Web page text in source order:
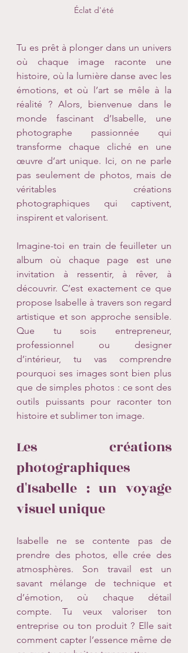
Éclat d'été
Tu es prêt à plonger dans un univers
où chaque image raconte une
histoire, où la lumière danse avec les
émotions, et où l’art se mêle à la
réalité ? Alors, bienvenue dans le
monde fascinant d’Isabelle, une
photographe passionnée qui
transforme chaque cliché en une
œuvre d’art unique. Ici, on ne parle
pas seulement de photos, mais de
véritables créations
photographiques qui captivent,
inspirent et valorisent.
Imagine-toi en train de feuilleter un
album où chaque page est une
invitation à ressentir, à rêver, à
découvrir. C’est exactement ce que
propose Isabelle à travers son regard
artistique et son approche sensible.
Que tu sois entrepreneur,
professionnel ou designer
d’intérieur, tu vas comprendre
pourquoi ses images sont bien plus
que de simples photos : ce sont des
outils puissants pour raconter ton
histoire et sublimer ton image.
Les créations
photographiques
d'Isabelle : un voyage
visuel unique
Isabelle ne se contente pas de
prendre des photos, elle crée des
atmosphères. Son travail est un
savant mélange de technique et
d’émotion, où chaque détail
compte. Tu veux valoriser ton
entreprise ou ton produit ? Elle sait
comment capter l’essence même de